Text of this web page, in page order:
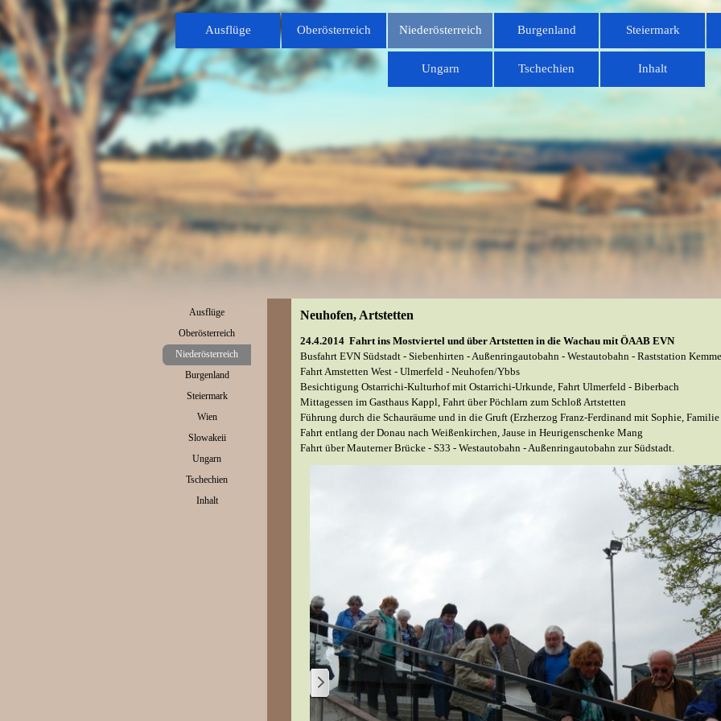
Direkt zum Seiteninhalt
Ausflüge Oberösterreich ▼
Niederösterreich ▼
Burgenland ▼
Steiermark
Ungarn ▼
Tschechien ▼
Inhalt
Menü überspringen
Ausflüge
Oberösterreich
Niederösterreich
Burgenland
Steiermark
Wien
Slowakeii
Ungarn
Tschechien
Inhalt
Neuhofen, Artstetten
24.4.2014 Fahrt ins Mostviertel und über Artstetten in die Wachau mit ÖAAB EVN
Busfahrt EVN Südstadt - Siebenhirten -Außenringautobahn - Westautobahn - Raststation
Fahrt Amstetten West - Ulmerfeld - Neuhofen/Ybbs
Besichtigung Ostarrichi-Kulturhof mit Ostarrichi-Urkunde, Fahrt Ulmerfeld - Biberbach
Mittagessen im Gasthaus Kappl, Fahrt über Pöchlarn zum Schloß Artstetten
Führung durch die Schauräume und in die Gruft (Erzherzog Franz-Ferdinand mit Sophie,
Fahrt entlang der Donau nach Weißenkirchen, Jause in Heurigenschenke Mang
Fahrt über Mauterner Brücke - S33 - Westautobahn -Außenringautobahn zur Südstadt.